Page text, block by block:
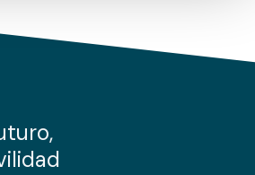
que haga del sitio web con
redes sociales, publicidad y análisis